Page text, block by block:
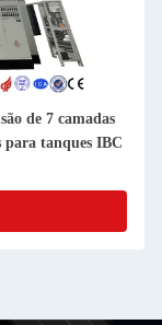
de 7 camadas
para tanques IBC